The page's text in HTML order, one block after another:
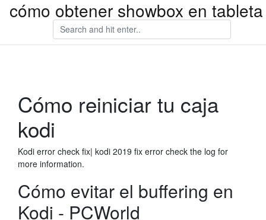
cómo obtener showbox en tableta
Cómo reiniciar tu caja
kodi
Kodi error check fix| kodi 2019 fix error check the log for
more information.
Cómo evitar el buffering en
Kodi - PCWorld